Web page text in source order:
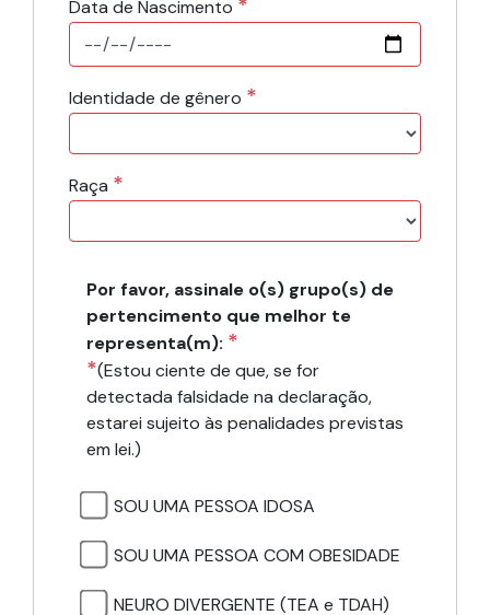
Data de Nascimento
Identidade de gênero *
Raça *
Por favor, assinale o(s) grupo(s) de
pertencimento que melhor te
representa(m): *
*(Estou ciente de que, se for
detectada falsidade na declaração,
estarei sujeito às penalidades previstas
em lei.)
SOU UMA PESSOA IDOSA
SOU UMA PESSOA COM OBESIDADE
NEURO DIVERGENTE (TEA e TDAH)